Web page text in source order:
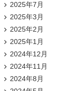
2025年7月
2025年3月
2025年2月
2025年1月
2024年12月
2024年11月
2024年8月